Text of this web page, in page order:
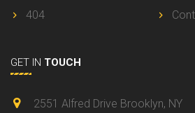
404
GET IN TOUCH
2551 Alfred Drive Brooklyn, NY